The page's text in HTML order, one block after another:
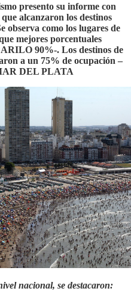
presento su informe con
alcanzaron los destinos
observa como los lugares de
mejores porcentuales
90%-. Los destinos de
a un 75% de ocupación –
DEL PLATA
nacional, se destacaron: